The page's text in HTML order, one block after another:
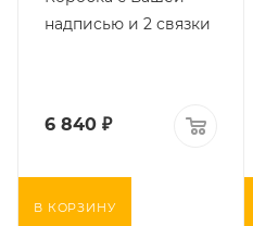
надписью и 2 связки
6 840 ₽
В КОРЗИНУ